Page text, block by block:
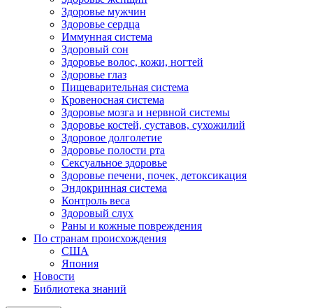
Здоровье мужчин
Здоровье сердца
Иммунная система
Здоровый сон
Здоровье волос, кожи, ногтей
Здоровье глаз
Пищеварительная система
Кровеносная система
Здоровье мозга и нервной системы
Здоровье костей, суставов, сухожилий
Здоровое долголетие
Здоровье полости рта
Сексуальное здоровье
Здоровье печени, почек, детоксикация
Эндокринная система
Контроль веса
Здоровый слух
Раны и кожные повреждения
По странам происхождения
США
Япония
Новости
Библиотека знаний